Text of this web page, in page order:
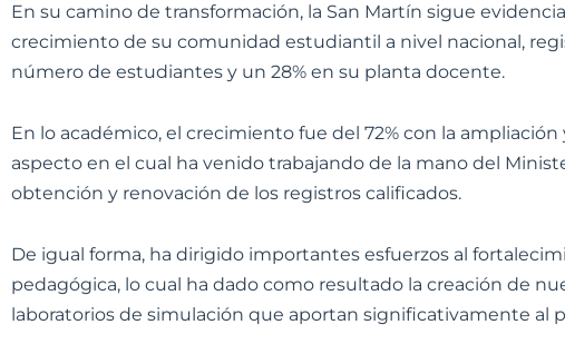
En su camino de transformación, la San Martín sigue
crecimiento de su comunidad estudiantil a nivel nacional,
número de estudiantes y un 28% en su planta docente.
En lo académico, el crecimiento fue del 72% con la
aspecto en el cual ha venido trabajando de la mano del
obtención y renovación de los registros calificados.
De igual forma, ha dirigido importantes esfuerzos al
pedagógica, lo cual ha dado como resultado la creación de
laboratorios de simulación que aportan significativamente al